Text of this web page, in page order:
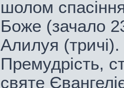
шолом
Боже (зачало
Алилуя (тричі).
Премудрість,
святе